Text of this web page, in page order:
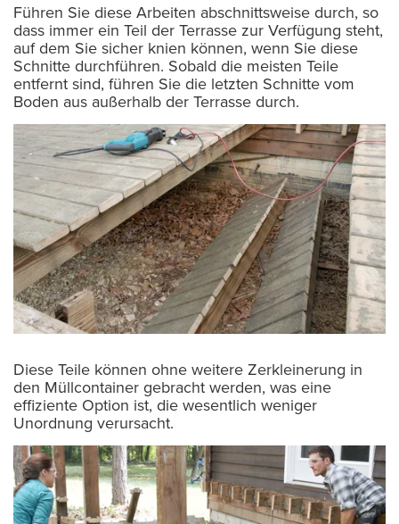
Führen Sie diese Arbeiten abschnittsweise durch, so
dass immer ein Teil der Terrasse zur Verfügung steht,
auf dem Sie sicher knien können, wenn Sie diese
Schnitte durchführen. Sobald die meisten Teile
entfernt sind, führen Sie die letzten Schnitte vom
Boden aus außerhalb der Terrasse durch.
Diese Teile können ohne weitere Zerkleinerung in
den Müllcontainer gebracht werden, was eine
effiziente Option ist, die wesentlich weniger
Unordnung verursacht.